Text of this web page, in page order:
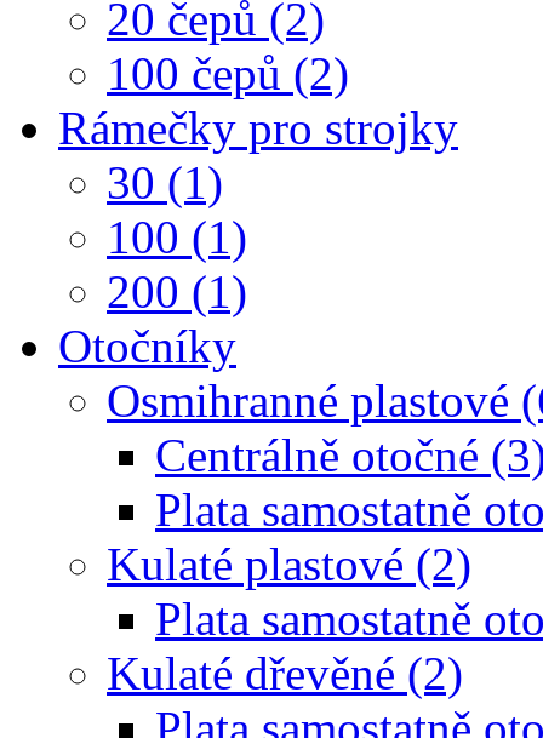
20 čepů (2)
100 čepů (2)
Rámečky pro strojky
30 (1)
100 (1)
200 (1)
Otočníky
Osmihranné plastové
Centrálně otočné
Plata samostatně
Kulaté plastové (2)
Plata samostatně
Kulaté dřevěné (2)
Plata samostatně